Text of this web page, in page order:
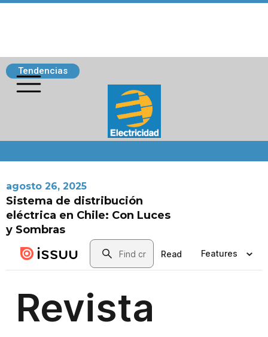
Tendencias
agosto 26, 2025
Sistema de distribución
eléctrica en Chile: Con Luces
y Sombras